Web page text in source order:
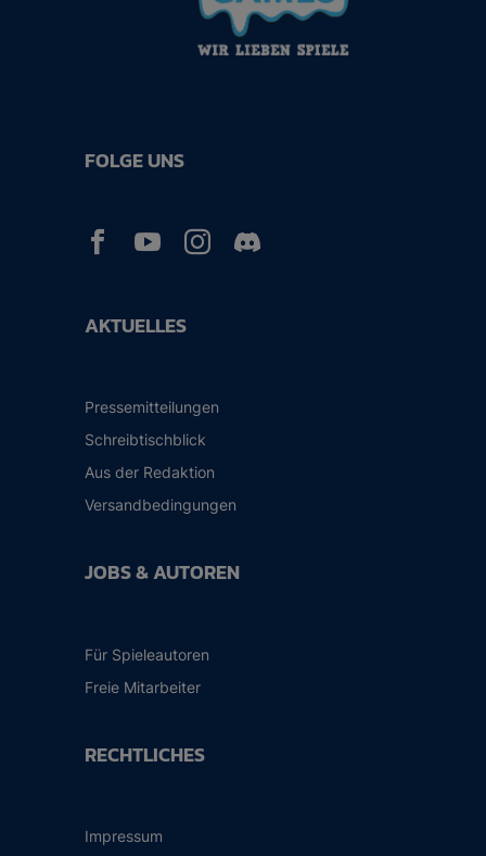
AKTUELLES
Pressemitteilungen
Schreibtischblick
Aus der Redaktion
Versandbedingungen
JOBS & AUTOREN
Für Spieleautoren
Freie Mitarbeiter
RECHTLICHES
Impressum
FOLGE UNS
  